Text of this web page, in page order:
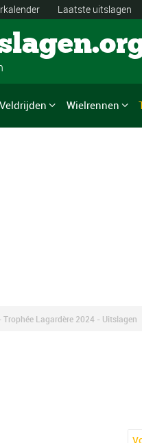
Laatste uitslagen
Veldrijden Wielrennen
Trophée Lagardère 2024 - Uitslagen